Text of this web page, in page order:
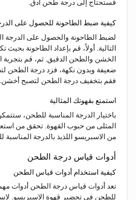
فستحتاج إلى درجة طحن أدق.
كيفية ضبط الطاحونة للحصول على
لضبط الطاحونة والحصول على الدرجة
التالية. أولاً، قم بإعداد الطاحونة
الخشن والطحن الدقيق. ثم، قم بتجربة
ضعيفة وبدون نكهة، فزد درجة الطحن
فقم بتخفيف درجة الطحن لتصبح أخشن.
استمتع بقهوتك المثالية
باختيار الدرجة المناسبة للطحن،
المثلى من حبوب القهوة. تحقق من
من الاسبريسو اللذيذ بالدرجة المناسبة
أدوات قياس درجة الطحن
كيفية استخدام أدوات قياس الطحن
تعد أدوات قياس درجة الطحن أدوات
للطحن في تحضير قهوة الاسبريسو.